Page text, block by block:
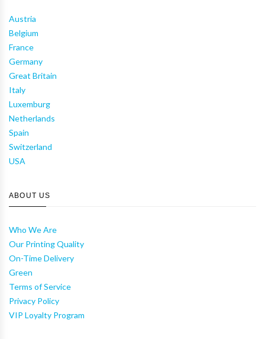
Austria
Belgium
France
Germany
Great Britain
Italy
Luxemburg
Netherlands
Spain
Switzerland
USA
ABOUT US
Who We Are
Our Printing Quality
On-Time Delivery
Green
Terms of Service
Privacy Policy
VIP Loyalty Program